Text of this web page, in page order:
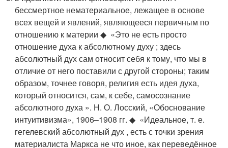
бессмертное нематериальное, лежащее в основе
всех вещей и явлений, являющееся первичным по
отношению к материи ◆ «Это не есть просто
отношение духа к абсолютному духу ; здесь
абсолютный дух сам относит себя к тому, что мы в
отличие от него поставили с другой стороны; таким
образом, точнее говоря, религия есть идея духа,
который относится, сам, к себе, самосознание
абсолютного духа ». Н. О. Лосский, «Обоснование
интуитивизма», 1906–1908 гг. ◆ «Идеальное, т. е.
гегелевский абсолютный дух , есть с точки зрения
материалиста Маркса не что иное, как переведённое